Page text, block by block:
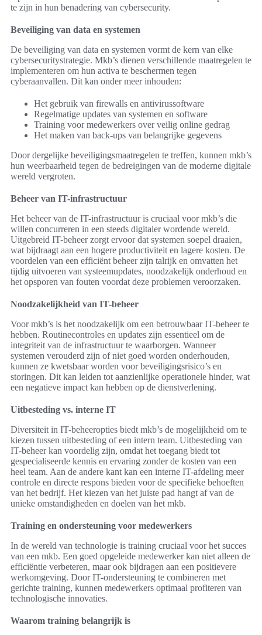
te zijn in hun benadering van cybersecurity.
Beveiliging van data en systemen
De beveiliging van data en systemen vormt de kern van elke
cybersecuritystrategie. Mkb’s dienen verschillende maatregelen te
implementeren om hun activa te beschermen tegen
cyberaanvallen. Dit kan onder meer inhouden:
Het gebruik van firewalls en antivirussoftware
Regelmatige updates van systemen en software
Training voor medewerkers over veilig online gedrag
Het maken van back-ups van belangrijke gegevens
Door dergelijke beveiligingsmaatregelen te treffen, kunnen mkb’s
hun weerbaarheid tegen de bedreigingen van de moderne digitale
wereld vergroten.
Beheer van IT-infrastructuur
Het beheer van de IT-infrastructuur is cruciaal voor mkb’s die
willen concurreren in een steeds digitaler wordende wereld.
Uitgebreid IT-beheer zorgt ervoor dat systemen soepel draaien,
wat bijdraagt aan een hogere productiviteit en lagere kosten. De
voordelen van een efficiënt beheer zijn talrijk en omvatten het
tijdig uitvoeren van systeemupdates, noodzakelijk onderhoud en
het opsporen van fouten voordat deze problemen veroorzaken.
Noodzakelijkheid van IT-beheer
Voor mkb’s is het noodzakelijk om een betrouwbaar IT-beheer te
hebben. Routinecontroles en updates zijn essentieel om de
integriteit van de infrastructuur te waarborgen. Wanneer
systemen verouderd zijn of niet goed worden onderhouden,
kunnen ze kwetsbaar worden voor beveiligingsrisico’s en
storingen. Dit kan leiden tot aanzienlijke operationele hinder, wat
een negatieve impact kan hebben op de dienstverlening.
Uitbesteding vs. interne IT
Diversiteit in IT-beheeropties biedt mkb’s de mogelijkheid om te
kiezen tussen uitbesteding of een intern team. Uitbesteding van
IT-beheer kan voordelig zijn, omdat het toegang biedt tot
gespecialiseerde kennis en ervaring zonder de kosten van een
heel team. Aan de andere kant kan een interne IT-afdeling meer
controle en directe respons bieden voor de specifieke behoeften
van het bedrijf. Het kiezen van het juiste pad hangt af van de
unieke omstandigheden en doelen van het mkb.
Training en ondersteuning voor medewerkers
In de wereld van technologie is training cruciaal voor het succes
van een mkb. Een goed opgeleide medewerker kan niet alleen de
efficiëntie verbeteren, maar ook bijdragen aan een positievere
werkomgeving. Door IT-ondersteuning te combineren met
gerichte training, kunnen medewerkers optimaal profiteren van
technologische innovaties.
Waarom training belangrijk is